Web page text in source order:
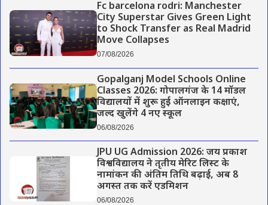
Fc barcelona rodri: Manchester
City Superstar Gives Green Light
to Shock Transfer as Real Madrid
Move Collapses
07/08/2026
Gopalganj Model Schools Online
Classes 2026: गोपालगंज के 14 मॉडल
विद्यालयों में शुरू हुई ऑनलाइन कक्षाएं,
जल्द खुलेंगे 4 नए स्कूल
06/08/2026
JPU UG Admission 2026: जय प्रकाश
विश्वविद्यालय ने तृतीय मेरिट लिस्ट के
नामांकन की अंतिम तिथि बढ़ाई, अब 8
अगस्त तक करें एडमिशन
06/08/2026